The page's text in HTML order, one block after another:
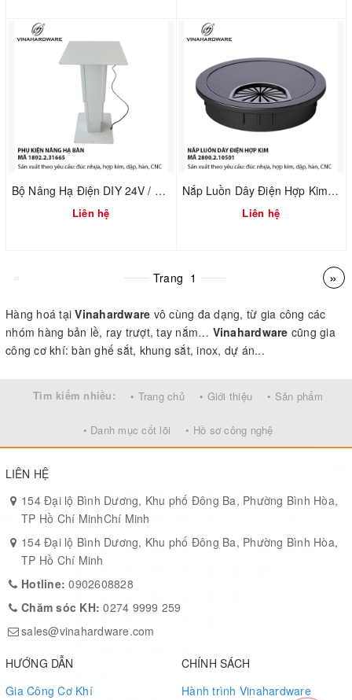
Bộ Nâng Hạ Điện DIY 24V / 220V – Cơ Cấu Nâng Bàn Tatami – Mã 1802.2.31665
Liên hệ
Nắp Luồn Dây Điện Hợp Kim Đúc Sơn Đen – Mã 2800.2.10501
Liên hệ
« Trang 1 »
Hàng hoá tạiVinahardware vô cùng đa dạng, từ gia công các
nhóm hàng bản lề, ray trượt, tay nắm… Vinahardware cũng gia
công cơ khí: bàn ghế sắt, khung sắt, inox, dự án...
Tìm kiếm nhiều: • Trang chủ • Giới thiệu • Sản phẩm
• Danh mục cốt lõi • Hồ sơ công nghệ
LIÊN HỆ
154 Đại lộ Bình Dương, Khu phố Đông Ba, Phường Bình Hòa,
TP Hồ Chí MinhChí Minh
154 Đại lộ Bình Dương, Khu phố Đông Ba, Phường Bình Hòa,
TP Hồ Chí Minh
Hotline:0902608828
Chăm sóc KH:0274 9999 259
sales@vinahardware.com
HƯỚNG DẪN
Gia Công Cơ Khí
CHÍNH SÁCH
Hành trình Vinahardware